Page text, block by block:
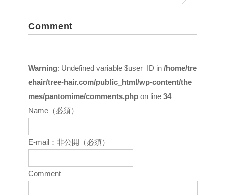
Comment
Warning: Undefined variable $user_ID in /home/tre
ehair/tree-hair.com/public_html/wp-content/the
mes/pantomime/comments.php on line 34
Name（必須）
E-mail：非公開（必須）
Comment